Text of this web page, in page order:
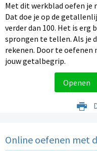
Met dit werkblad oefen je
Dat doe je op de
verder dan 100. Het is
sprongen te tellen. Als je
rekenen. Door te
jouw getalbegrip.
Openen
Online oefenen met